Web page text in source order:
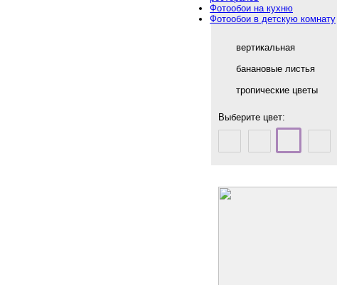
Фотообои на кухню
Фотообои в детскую комнату
вертикальная
банановые листья
тропические цветы
Выберите цвет: